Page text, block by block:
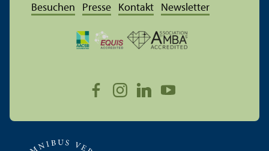
Besuchen Presse Kontakt Newsletter